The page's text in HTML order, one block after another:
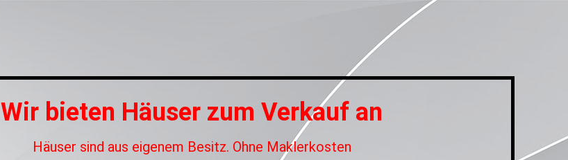
Wir bieten Häuser zum Verkauf an
Häuser sind aus eigenem Besitz. Ohne Maklerkosten